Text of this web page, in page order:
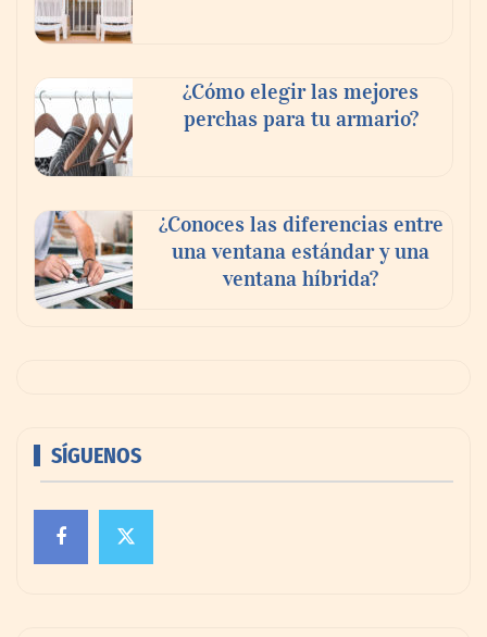
¿Cómo elegir las mejores
perchas para tu armario?
¿Conoces las diferencias entre
una ventana estándar y una
ventana híbrida?
SÍGUENOS